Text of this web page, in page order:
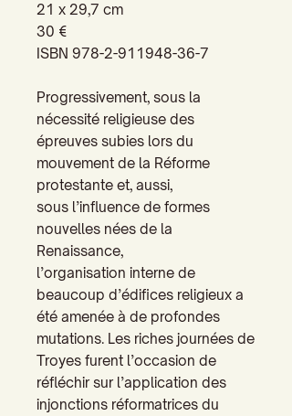
21 x 29,7 cm
30 €
ISBN 978-2-911948-36-7
Progressivement, sous la
nécessité religieuse des
épreuves subies lors du
mouvement de la Réforme
protestante et, aussi,
sous l’influence de formes
nouvelles nées de la
Renaissance,
l’organisation interne de
beaucoup d’édifices religieux a
été amenée à de profondes
mutations. Les riches journées de
Troyes furent l’occasion de
réfléchir sur l’application des
injonctions réformatrices du